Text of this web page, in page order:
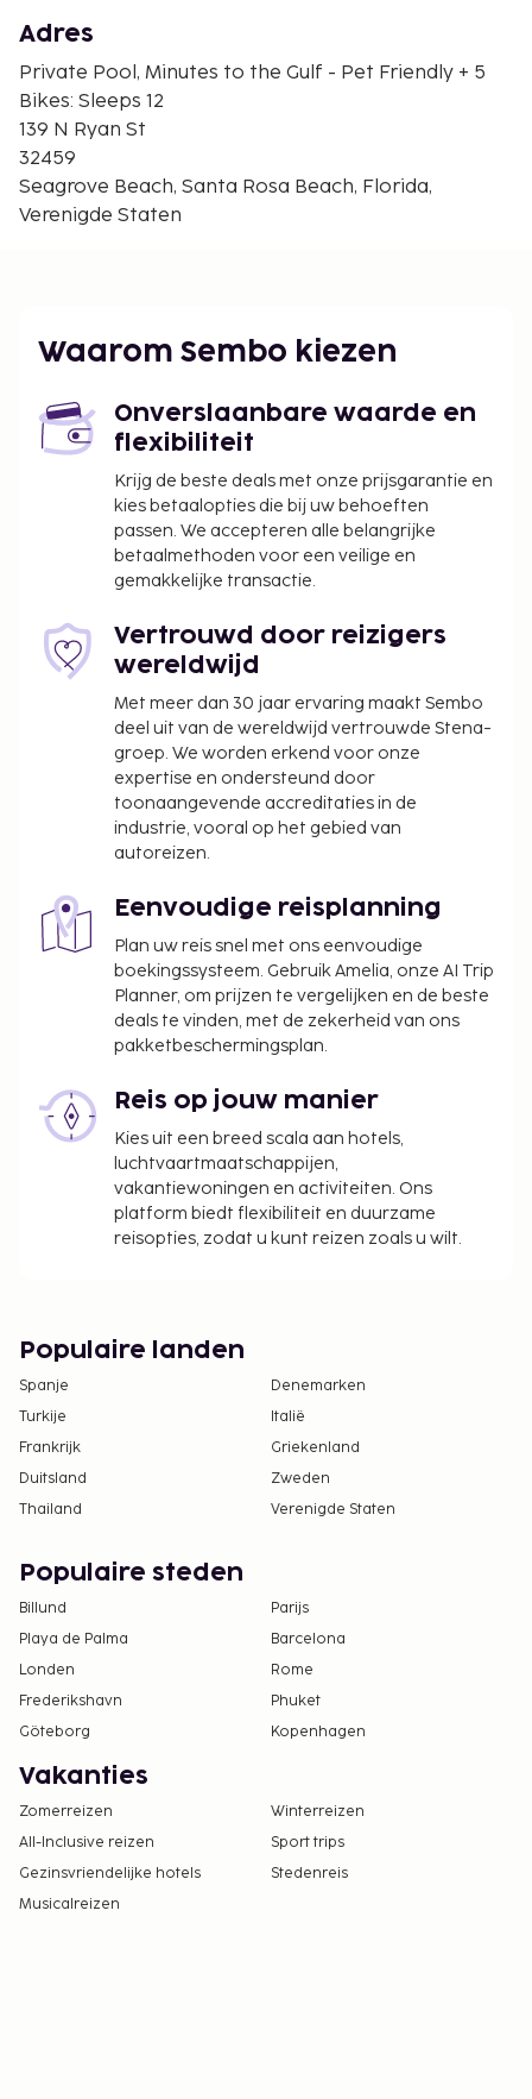
The Chapel at Seaside - 4,1 km
Camp Creek Lake - 4,7 km
Grayton Beach State Park - 4,8 km
Seacrest Beach - 4,8 km
De dichtstbijgelegen grootste luchthavens zijn:
Panama City, FL (ECP-Northwest Florida Beaches
Intl.) - 43,5 km
parkeerplaatsen. Geniet van een buitenzwembad
of profiteer van gratis wifi.
per verblijf
Assistentiedieren zijn vrijgesteld van toeslagen
Onderhoudstoeslag voor het verwarmde
zwembad: USD 60 per nacht
Deze lijst is mogelijk niet volledig. Toeslagen en
borgsommen zijn mogelijk excl. btw en kunnen
Het beleid van deze accommodatie staat
bepaalde reserveringen voor
groepsevenementen of groepsfeesten,
waaronder vrijgezellenfeesten, niet toe.
Kinderen verblijven gratis wanneer zij in
dezelfde kamer als hun ouders of voogd slapen
en de aanwezige bedden gebruiken.
De accommodatie wordt professioneel
Contacloos inchecken en contactloos
uitchecken zijn mogelijk.
Adres
Private Pool, Minutes to the Gulf - Pet Friendly + 5
Bikes: Sleeps 12
139 N Ryan St
32459
Seagrove Beach, Santa Rosa Beach, Florida,
Verenigde Staten
Waarom Sembo kiezen
Onverslaanbare waarde en
flexibiliteit
Krijg de beste deals met onze prijsgarantie en
kies betaalopties die bij uw behoeften
passen. We accepteren alle belangrijke
betaalmethoden voor een veilige en
gemakkelijke transactie.
Vertrouwd door reizigers
wereldwijd
Met meer dan 30 jaar ervaring maakt Sembo
deel uit van de wereldwijd vertrouwde Stena-
groep. We worden erkend voor onze
expertise en ondersteund door
toonaangevende accreditaties in de
industrie, vooral op het gebied van
autoreizen.
Eenvoudige reisplanning
Plan uw reis snel met ons eenvoudige
boekingssysteem. Gebruik Amelia, onze AI Trip
Planner, om prijzen te vergelijken en de beste
deals te vinden, met de zekerheid van ons
pakketbeschermingsplan.
Reis op jouw manier
Kies uit een breed scala aan hotels,
luchtvaartmaatschappijen,
vakantiewoningen en activiteiten. Ons
platform biedt flexibiliteit en duurzame
reisopties, zodat u kunt reizen zoals u wilt.
Populaire landen
Spanje
Denemarken
Turkije
Italië
Frankrijk
Griekenland
Duitsland
Zweden
Thailand
Verenigde Staten
Populaire steden
Billund
Parijs
Playa de Palma
Barcelona
Londen
Rome
Frederikshavn
Phuket
Göteborg
Kopenhagen
Vakanties
Zomerreizen
Winterreizen
All-Inclusive reizen
Sport trips
Gezinsvriendelijke hotels
Stedenreis
Musicalreizen